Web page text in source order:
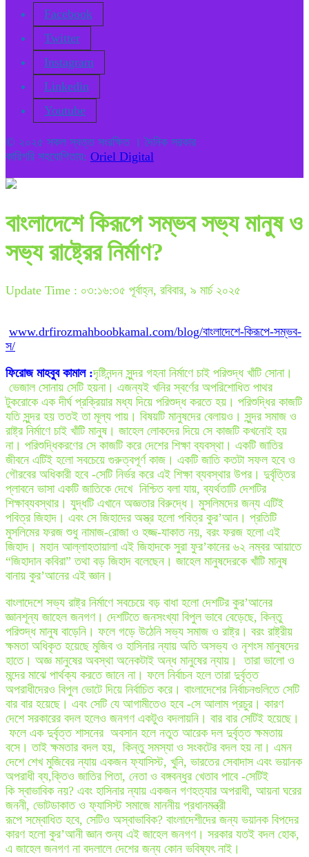
Facebook
Twitter
Instagram
Linkedin
Youtube
© ২০২৫ সকল স্বত্ত সংরক্ষিত । দৈনিক সরকার
কারিগরি সহযোগিতায়: Oriel Digital
বাংলাদেশে কিরূপে সম্ভব সভ্য মানুষ ও
সভ্য রাষ্ট্রের নির্মাণ?
Update Time : ০৩:১৬:৩৫ পূর্বাহ্ন, রবিবার, ৯ মার্চ ২০২৫
www.drfirozmahboobkamal.com/blog/বাংলাদেশে-কিরূপে-সম্ভব-
স/
ফিরোজ মাহবুব কামাল :দৃষ্টিনন্দন সুন্দর গহনা নির্মাণে চাই পরিশুদ্ধ খাঁটি সোনা।
ভেজাল সোনায় সেটি হয়না। এজন্যই খনির স্বর্ণের অপরিশোধিত পাথর
টুকরোকে এক দীর্ঘ প্রক্রিয়ার মধ্য দিয়ে পরিশুদ্ধ করতে হয়। পরিশুদ্ধির কাজটি
যতি সুন্দর হয় ততই তা মূল্য পায়। বিষয়টি মানুষদের বেলায়ও। সুন্দর সমাজ ও
রাষ্ট্র নির্মাণে চাই খাঁটি মানুষ। জাহেল লোকদের দিয়ে সে কাজটি কখনোই হয়
না। পরিশুদ্ধিকরণের সে কাজটি করে দেশের শিক্ষা ব্যবস্থা। একটি জাতির
জীবনে এটিই হলো সবচেয়ে গুরুত্বপূর্ণ কাজ। একটি জাতি কতটা সফল হবে ও
গৌরবের অধিকারী হবে -সেটি নির্ভর করে এই শিক্ষা ব্যবস্থার উপর। দুর্বৃত্তির
প্লাবনে ভাসা একটি জাতিকে দেখে নিশ্চিত বলা যায়, ব্যর্থতাটি দেশটির
শিক্ষাব্যবস্থার। যুদ্ধটি এখানে অজ্ঞতার বিরুদ্ধে। মুসলিমদের জন্য এটিই
পবিত্র জিহাদ। এবং সে জিহাদের অস্ত্র হলো পবিত্র কুর’আন। প্রতিটি
মুসলিমের ফরজ শুধু নামাজ-রোজা ও হজ্জ-যাকাত নয়, বরং ফরজ হলো এই
জিহাদ। মহান আল্লাহতায়ালা এই জিহাদকে সুরা ফুর’কানের ৬২ নম্বর আয়াতে
“জিহাদান কবিরা” তথা বড় জিহাদ বলেছেন। জাহেল মানুষদেরকে খাঁটি মানুষ
বানায় কুর’আনের এই জ্ঞান।
বাংলাদেশে সভ্য রাষ্ট্র নির্মাণে সবচেয়ে বড় বাধা হলো দেশটির কুর’আনের
জ্ঞানশূন্য জাহেল জনগণ। দেশটিতে জনসংখ্যা বিপুল ভাবে বেড়েছে, কিন্তু
পরিশুদ্ধ মানুষ বাড়েনি। ফলে গড়ে উঠেনি সভ্য সমাজ ও রাষ্ট্র। বরং রাষ্ট্রীয়
ক্ষমতা অধিকৃত হয়েছে মুজিব ও হাসিনার ন্যায় অতি অসভ্য ও নৃশংস মানুষদের
হাতে। অজ্ঞ মানুষের অবস্থা অনেকটাই অন্ধ মানুষের ন্যায়। ‌ তারা ভালো ও
মন্দের মাঝে পার্থক্য করতে জানে না। ফলে নির্বাচন হলে তারা দুর্বৃত্ত
অপরাধীদেরও বিপুল ভোটে দিয়ে নির্বাচিত করে। বাংলাদেশের নির্বাচনগুলিতে সেটি
বার বার হয়েছে। এবং সেটি যে আগামীতেও হবে -সে আলাম প্রচুর। কারণ
দেশে সরকারের বদল হলেও জনগণ একটুও বদলায়নি। বার বার সেটিই হয়েছে।
ফলে এক দুর্বৃত্ত শাসনের অবসান হলে নতুত আরেক দল দুর্বৃত্ত ক্ষমতায়
বসে। তাই ক্ষমতার বদল হয়, কিন্তু সমস্যা ও সংকটের বদল হয় না। এমন
দেশে শেখ মুজিবের ন্যায় একজন ফ্যাসিস্ট, খুনি, ভারতের সেবাদাস এবং ভয়ানক
অপরাধী ব্য,ক্তিও জাতির পিতা, নেতা ও বঙ্গবন্ধুর খেতাব পাবে -সেটিই
কি স্বাভাবিক নয়? এবং হাসিনার ন্যায় একজন গণহত্যার অপরাধী, আয়না ঘরের
জননী, ভোটডাকাত ও ফ্যাসিস্ট সমাজে মাননীয় প্রধানমন্ত্রী‌
রূপে সম্বোধিত হবে, সেটিও অস্বাভাবিক? বাংলাদেশীদের জন্য ভয়ানক বিপদের
কারণ হলো কুর’আনী জ্ঞান শুন্য এই জাহেল জনগণ। সরকার যতই বদল হোক,
এ জাহেল জনগণ না বদলালে দেশের জন্য কোন ভবিষ্যৎ নাই।